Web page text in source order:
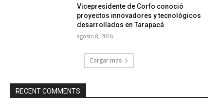
Vicepresidente de Corfo conoció
proyectos innovadores y tecnológicos
desarrollados en Tarapacá
agosto 8, 2026
Cargar más
RECENT COMMENTS